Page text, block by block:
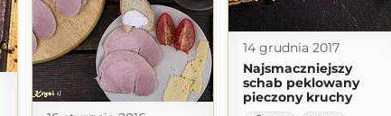
14 grudnia 2017
Najsmaczniejszy
schab peklowany
pieczony kruchy